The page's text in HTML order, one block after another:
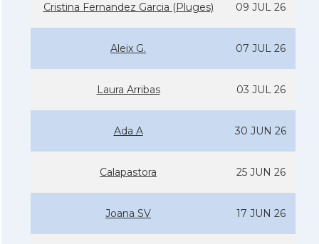
Cristina Fernandez Garcia (Pluges) 09 JUL 26
Aleix G. 07 JUL 26
Laura Arribas 03 JUL 26
Ada A 30 JUN 26
Calapastora 25 JUN 26
Joana SV 17 JUN 26